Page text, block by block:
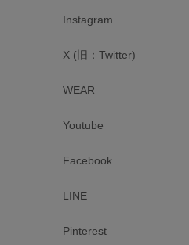
Instagram
X (旧：Twitter)
WEAR
Youtube
Facebook
LINE
Pinterest